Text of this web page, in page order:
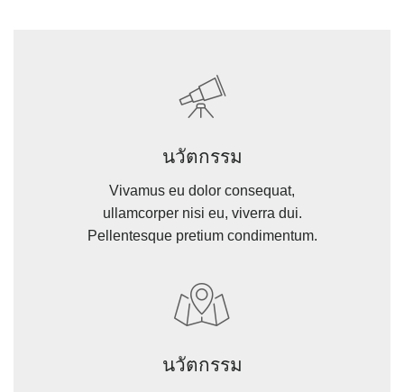
นวัตกรรม
Vivamus eu dolor consequat,
ullamcorper nisi eu, viverra dui.
Pellentesque pretium condimentum.
นวัตกรรม